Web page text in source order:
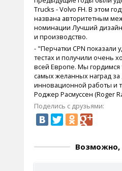
Trucks - Volvo FH. В этом
названа авторитетным
номинации Лучший
и производство.
- "Перчатки CPN
тестах и получили очень
всей Европе. Мы
самых желанных наград
инновационной работы и
Роджер Расмуссен (Roger
Поделись с друзьями:
Возможно,